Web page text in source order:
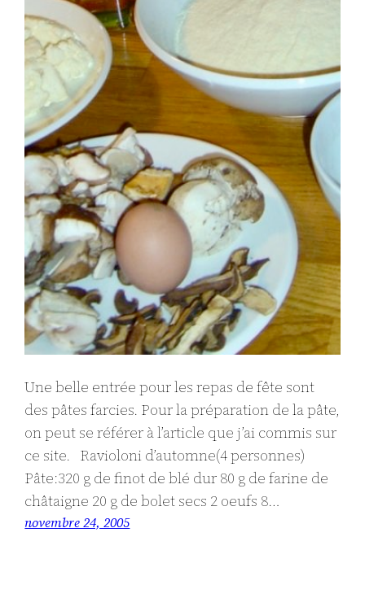
Une belle entrée pour les repas de fête sont
des pâtes farcies. Pour la préparation de la pâte,
on peut se référer à l’article que j’ai commis sur
ce site. Ravioloni d’automne(4 personnes)
Pâte:320 g de finot de blé dur 80 g de farine de
châtaigne 20 g de bolet secs 2 oeufs 8…
novembre 24, 2005